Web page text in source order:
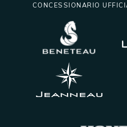
CONCESSIONARIO